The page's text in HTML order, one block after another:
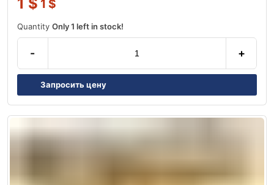
1 $
Quantity Only 1 left in stock!
- +
Запросить цену